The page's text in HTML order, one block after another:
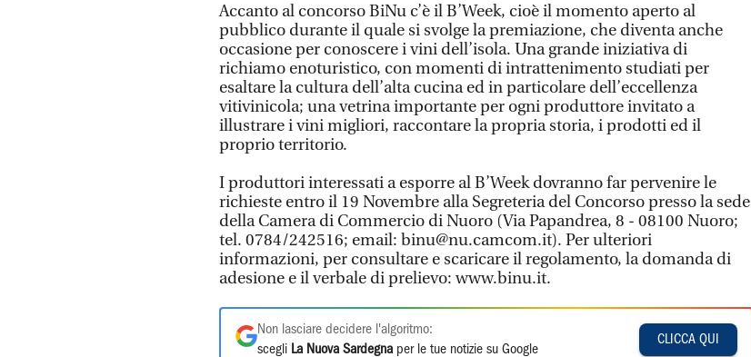
Accanto al concorso BiNu c’è il B’Week, cioè il momento aperto al
pubblico durante il quale si svolge la premiazione, che diventa anche
occasione per conoscere i vini dell’isola. Una grande iniziativa di
richiamo enoturistico, con momenti di intrattenimento studiati per
esaltare la cultura dell’alta cucina ed in particolare dell’eccellenza
vitivinicola; una vetrina importante per ogni produttore invitato a
illustrare i vini migliori, raccontare la propria storia, i prodotti ed il
proprio territorio.
I produttori interessati a esporre al B’Week dovranno far pervenire le
richieste entro il 19 Novembre alla Segreteria del Concorso presso la sede
della Camera di Commercio di Nuoro (Via Papandrea, 8 - 08100 Nuoro;
tel. 0784/242516; email: binu@nu.camcom.it). Per ulteriori
informazioni, per consultare e scaricare il regolamento, la domanda di
adesione e il verbale di prelievo: www.binu.it.
Non lasciare decidere l'algoritmo:
scegli La Nuova Sardegna per le tue notizie su Google
CLICCA QUI